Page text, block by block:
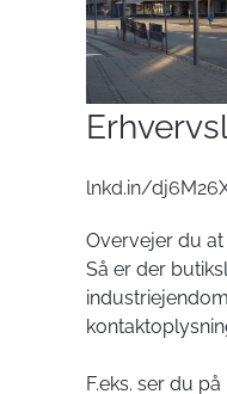
lnkd.in/
Overvejer du
Så er der
F.eks. ser du